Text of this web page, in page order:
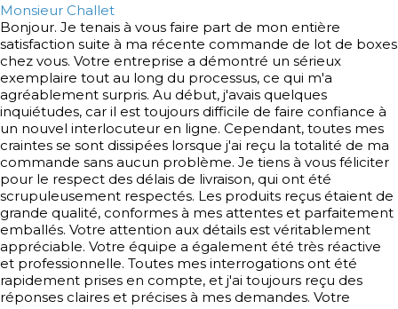
Monsieur Challet
Bonjour. Je tenais à vous faire part de mon entière
satisfaction suite à ma récente commande de lot de boxes
chez vous. Votre entreprise a démontré un sérieux
exemplaire tout au long du processus, ce qui m'a
agréablement surpris. Au début, j'avais quelques
inquiétudes, car il est toujours difficile de faire confiance à
un nouvel interlocuteur en ligne. Cependant, toutes mes
craintes se sont dissipées lorsque j'ai reçu la totalité de ma
commande sans aucun problème. Je tiens à vous féliciter
pour le respect des délais de livraison, qui ont été
scrupuleusement respectés. Les produits reçus étaient de
grande qualité, conformes à mes attentes et parfaitement
emballés. Votre attention aux détails est véritablement
appréciable. Votre équipe a également été très réactive
et professionnelle. Toutes mes interrogations ont été
rapidement prises en compte, et j'ai toujours reçu des
réponses claires et précises à mes demandes. Votre